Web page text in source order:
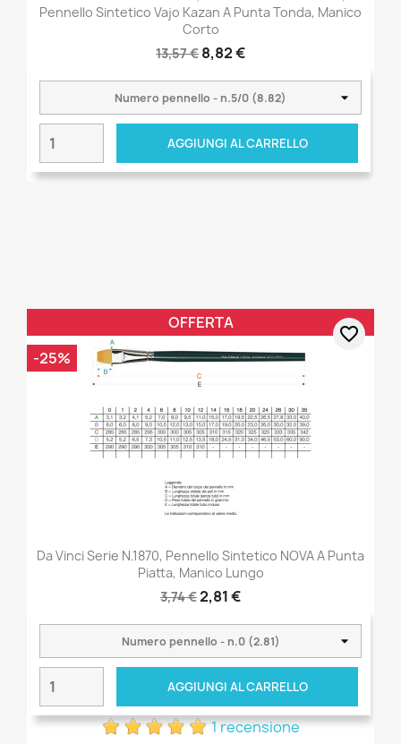
Pennello Sintetico Vajo Kazan A Punta Tonda, Manico
Corto
13,57 € 8,82 €
AGGIUNGI AL CARRELLO
Da Vinci Serie N.1870, Pennello Sintetico NOVA A Punta
Piatta, Manico Lungo
3,74 €2,81 €
AGGIUNGI AL CARRELLO
1 recensione
OFFERTA
-25%
favorite_border